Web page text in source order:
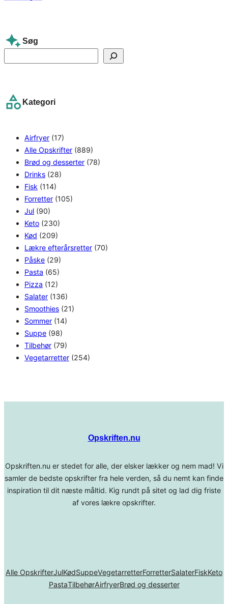
Søg
e
c
Kategori
Airfryer (17)
Alle Opskrifter (889)
Brød og desserter (78)
Drinks (28)
Fisk (114)
Forretter (105)
Jul (90)
Keto (230)
Kød (209)
Lækre efterårsretter (70)
Påske (29)
Pasta (65)
Pizza (12)
Salater (136)
Smoothies (21)
Sommer (14)
Suppe (98)
Tilbehør (79)
Vegetarretter (254)
Opskriften.nu
Opskriften.nu er stedet for alle, der elsker lækker og nem mad! Vi
samler de bedste opskrifter fra hele verden, så du nemt kan finde
inspiration til dit næste måltid. Kig rundt på sitet og lad dig friste
af vores lækre opskrifter.
Alle OpskrifterJulKødSuppeVegetarretterForretterSalaterFiskKeto
PastaTilbehørAirfryerBrød og desserter